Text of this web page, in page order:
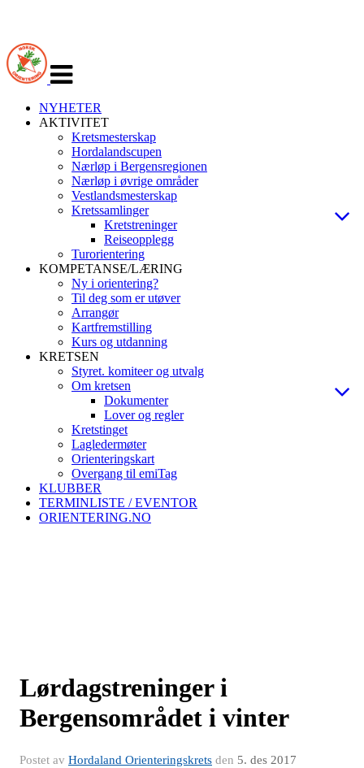
navigasjon
NYHETER
AKTIVITET
Kretsmesterskap
Hordalandscupen
Nærløp i Bergensregionen
Nærløp i øvrige områder
Vestlandsmesterskap
Kretssamlinger
Kretstreninger
Reiseopplegg
Turorientering
KOMPETANSE/LÆRING
Ny i orientering?
Til deg som er utøver
Arrangør
Kartfremstilling
Kurs og utdanning
KRETSEN
Styret. komiteer og utvalg
Om kretsen
Dokumenter
Lover og regler
Kretstinget
Lagledermøter
Orienteringskart
Overgang til emiTag
KLUBBER
TERMINLISTE / EVENTOR
ORIENTERING.NO
Lørdagstreninger i
Bergensområdet i vinter
Postet av Hordaland Orienteringskrets den 5. des 2017